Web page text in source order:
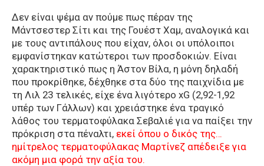
Δεν είναι ψέμα αν πούμε πως πέραν της
Μάντσεστερ Σίτι και της Γουέστ Χαμ, αναλογικά και
με τους αντιπάλους που είχαν, όλοι οι υπόλοιποι
εμφανίστηκαν κατώτεροι των προσδοκιών. Είναι
χαρακτηριστικό πως η Άστον Βίλα, η μόνη δηλαδή
που προκρίθηκε, δέχθηκε στα δύο της παιχνίδια με
τη Λιλ 23 τελικές, είχε ένα λιγότερο xG (2,92-1,92
υπέρ των Γάλλων) και χρειάστηκε ένα τραγικό
λάθος του τερματοφύλακα Σεβαλιέ για να παίξει την
πρόκριση στα πέναλτι, εκεί όπου ο δικός της…
ημίτρελος τερματοφύλακας Μαρτίνεζ απέδειξε για
ακόμη μια φορά την αξία του.